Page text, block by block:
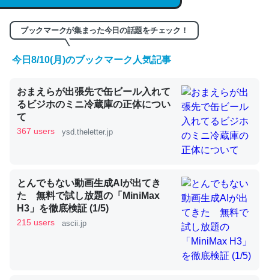
くらい。小説でいう「ずっと前の伏線」は回収されないけ
ど、短期記憶というには多い分量。進化すればするほど分
かりやすく強くなりそう
─GPTの仕組みと限界についての考察（１） - conceptualization
昆虫ってカルシウム少ないのか。知らんかった。調べたら
コオロギのカルシウム分はエビの600分の1程度。
─ニュース :: 【研究発表】昆虫学の大問題＝「昆虫はなぜ海にいな
ブックマークが集まった今日の話題をチェック！
今日8/10(月)のブックマーク人気記事
おまえらが出張先で缶ビール入れて
るビジホのミニ冷蔵庫の正体につい
て
367 users ysd.theletter.jp
とんでもない動画生成AIが出てき
た 無料で試し放題の「MiniMax
H3」を徹底検証 (1/5)
215 users ascii.jp